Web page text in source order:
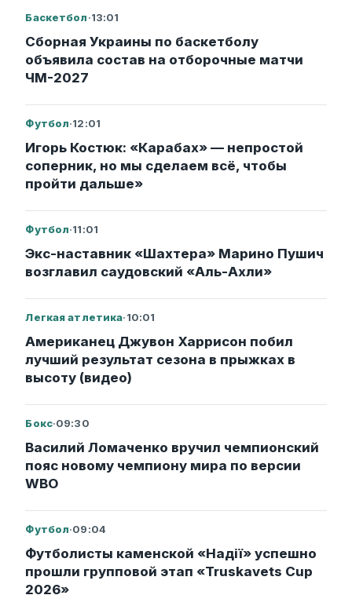
Баскетбол·13:01
Сборная Украины по баскетболу
объявила состав на отборочные матчи
ЧМ-2027
Футбол·12:01
Игорь Костюк: «Карабах» — непростой
соперник, но мы сделаем всё, чтобы
пройти дальше»
Футбол·11:01
Экс-наставник «Шахтера» Марино Пушич
возглавил саудовский «Аль-Ахли»
Легкая атлетика·10:01
Американец Джувон Харрисон побил
лучший результат сезона в прыжках в
высоту (видео)
Бокс·09:30
Василий Ломаченко вручил чемпионский
пояс новому чемпиону мира по версии
WBO
Футбол·09:04
Футболисты каменской «Надії» успешно
прошли групповой этап «Truskavets Cup
2026»